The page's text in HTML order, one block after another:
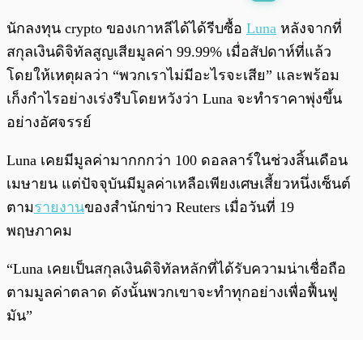
/
นักลงทุน crypto ของเกาหลีได้ได้รีบซื้อ Luna หลังจากที่
สกุลเงินดิจิทัลสูญเสียมูลค่า 99.99% เมื่อสัปดาห์ที่แล้ว
โดยให้เหตุผลว่า “พวกเราไม่มีอะไรจะเสีย” และพร้อม
เก็งกำไรอย่างเร่งรีบโดยหวังว่า Luna จะทำราคาพุ่งขึ้น
อย่างอัศจรรย์
Luna เคยมีมูลค่ามากกกว่า 100 ดอลลาร์ในช่วงสิ้นเดือน
เมษายน แต่ปัจจุบันมีมูลค่าเหลือเพียงเศษเสี้ยวหนึ่งเซ็นต์
ตามรายงานของสำนักข่าว Reuters เมื่อวันที่ 19
พฤษภาคม
“Luna เคยเป็นสกุลเงินดิจิทัลหลักที่ได้รับความน่าเชื่อถือ
ตามมูลค่าตลาด ดังนั้นพวกเขาจะทำทุกอย่างเพื่อฟื้นฟู
มัน”